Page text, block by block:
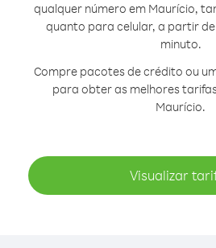
qualquer número em Maurício,
quanto para celular, a partir
minuto.
Compre pacotes de crédito ou
para obter as melhores
Maurício.
Visualizar